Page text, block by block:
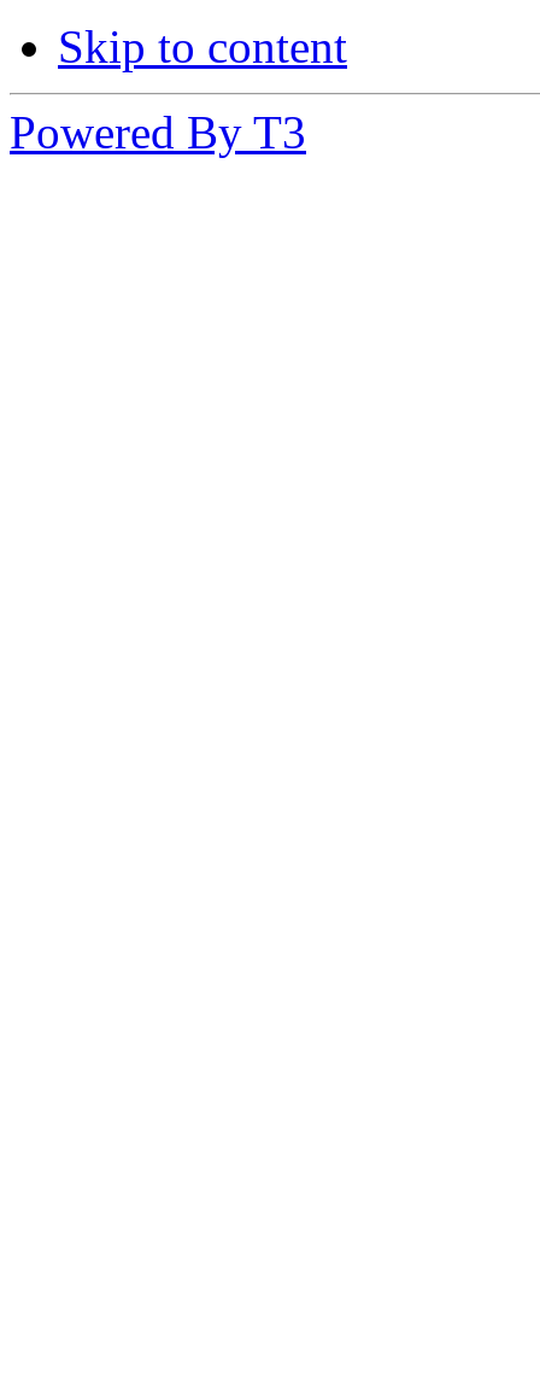
Skip to content
Powered By T3